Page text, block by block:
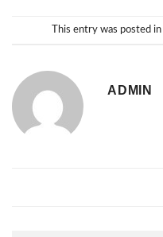
This entry was posted in
ADMIN